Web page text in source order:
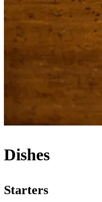
Dishes
Starters